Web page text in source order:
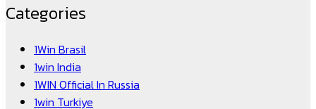
Categories
1Win Brasil
1win India
1WIN Official In Russia
1win Turkiye